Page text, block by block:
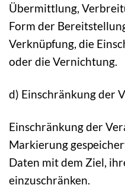
Übermittlung,
Form der
Verknüpfung, die
oder die Vernichtung.
d) Einschränkung der
Einschränkung der
Markierung
Daten mit dem Ziel,
einzuschränken.